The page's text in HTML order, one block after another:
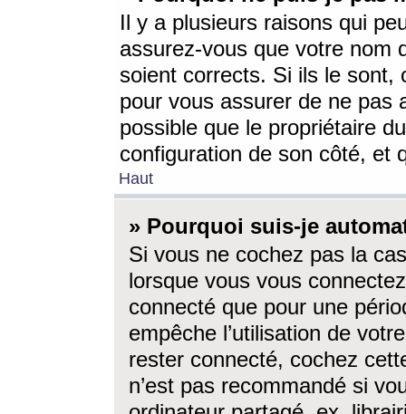
Il y a plusieurs raisons qui
assurez-vous que votre nom
soient corrects. Si ils le sont,
pour vous assurer de ne pas
possible que le propriétaire
configuration de son côté, et
Haut
» Pourquoi suis-je
Si vous ne cochez pas la
lorsque vous vous
connecté que pour une
empêche l’utilisation de
rester connecté, cochez
n’est pas recommandé si